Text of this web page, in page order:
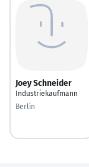
Joey Schneider
Industriekaufmann
Berlin